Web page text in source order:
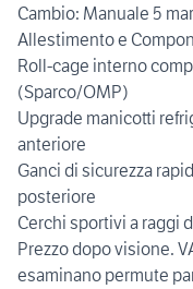
Cambio: Manuale 5
Allestimento e
Roll-cage interno
(Sparco/OMP)
Upgrade manicotti
anteriore
Ganci di sicurezza
posteriore
Cerchi sportivi a raggi
Prezzo dopo visione.
esaminano permute